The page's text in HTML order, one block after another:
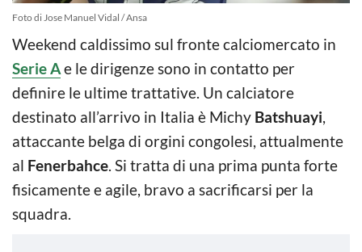
Foto di Jose Manuel Vidal / Ansa
Weekend caldissimo sul fronte calciomercato in
Serie Ae le dirigenze sono in contatto per
definire le ultime trattative. Un calciatore
destinato all’arrivo in Italia è Michy Batshuayi,
attaccante belga di orgini congolesi, attualmente
al Fenerbahce. Si tratta di una prima punta forte
fisicamente e agile, bravo a sacrificarsi per la
squadra.